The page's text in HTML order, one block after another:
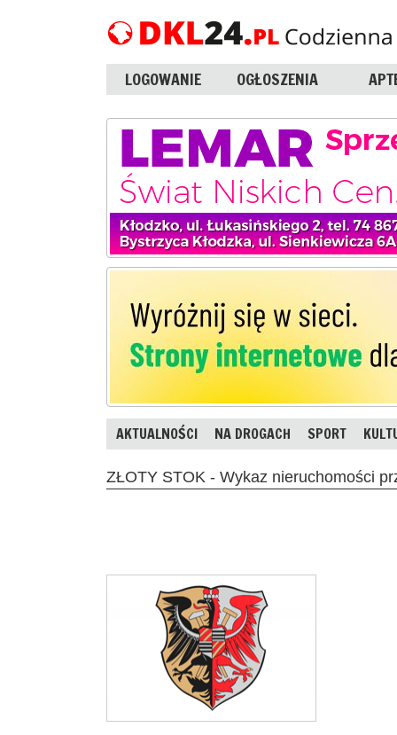
LOGOWANIE OGŁOSZENIA
AKTUALNOŚCI NA DROGACH SPORT
ZŁOTY STOK - Wykaz nieruchomości